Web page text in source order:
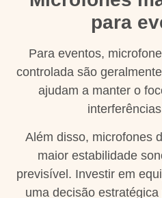
para
Para eventos,
controlada são
ajudam a manter o
Além disso, microfones
maior estabilidade
previsível. Investir em
uma decisão